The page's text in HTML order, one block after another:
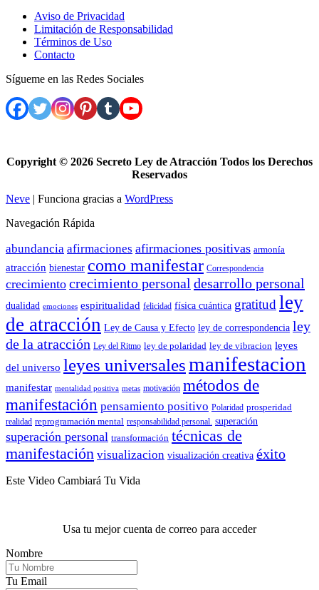
Aviso de Privacidad
Limitación de Responsabilidad
Términos de Uso
Contacto
Sígueme en las Redes Sociales
Copyright © 2026 Secreto Ley de Atracción Todos los Derechos
Reservados
Neve | Funciona gracias a WordPress
Navegación Rápida
abundancia afirmaciones afirmaciones positivas armonía
atracción bienestar como manifestar Correspondencia
crecimiento crecimiento personal desarrollo personal
dualidad emociones espiritualidad felicidad física cuántica gratitud ley
de atracción Ley de Causa y Efecto ley de correspondencia ley
de la atracción Ley del Ritmo ley de polaridad ley de vibracion leyes
del universo leyes universalesmanifestacion
manifestar mentalidad positiva metas motivación métodos de
manifestación pensamiento positivo Polaridad prosperidad
realidad reprogramación mental responsabilidad personal. superación
superación personal transformación técnicas de
manifestación visualizacion visualización creativa éxito
Este Video Cambiará Tu Vida
Usa tu mejor cuenta de correo para acceder
Nombre
Tu Email